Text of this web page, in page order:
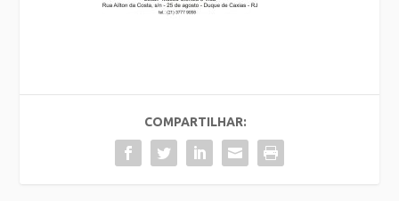
COMPARTILHAR: